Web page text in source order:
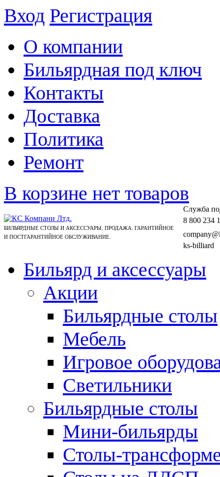
Вход Регистрация
О компании
Бильярдная под ключ
Контакты
Доставка
Политика
Ремонт
В корзине нет товаров
БИЛЬЯРДНЫЕ СТОЛЫ И АКСЕССУАРЫ. ПРОДАЖА. ГАРАНТИЙНОЕ
И ПОСТГАРАНТИЙНОЕ ОБСЛУЖИВАНИЕ.
Cлужба
8 800 234
ks-billiard
Бильярд и аксессуары
Акции
Бильярдные столы
Мебель
Игровое
Светильники
Бильярдные столы
Мини-бильярды
Столы-